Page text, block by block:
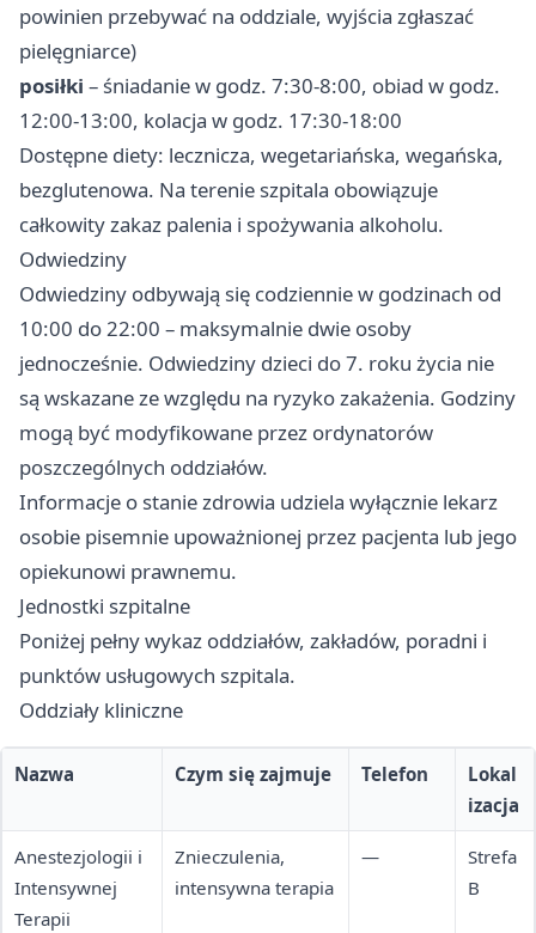
powinien przebywać na oddziale, wyjścia zgłaszać
pielęgniarce)
posiłki – śniadanie w godz. 7:30-8:00, obiad w godz.
12:00-13:00, kolacja w godz. 17:30-18:00
Dostępne diety: lecznicza, wegetariańska, wegańska,
bezglutenowa. Na terenie szpitala obowiązuje
całkowity zakaz palenia i spożywania alkoholu.
Odwiedziny
Odwiedziny odbywają się codziennie w godzinach od
10:00 do 22:00 – maksymalnie dwie osoby
jednocześnie. Odwiedziny dzieci do 7. roku życia nie
są wskazane ze względu na ryzyko zakażenia. Godziny
mogą być modyfikowane przez ordynatorów
poszczególnych oddziałów.
Informacje o stanie zdrowia udziela wyłącznie lekarz
osobie pisemnie upoważnionej przez pacjenta lub jego
opiekunowi prawnemu.
Jednostki szpitalne
Poniżej pełny wykaz oddziałów, zakładów, poradni i
punktów usługowych szpitala.
Oddziały kliniczne
Nazwa Czym się zajmuje Telefon
Lokal
izacja
Anestezjologii i
Intensywnej
Terapii
Znieczulenia,
intensywna terapia
—
Strefa
B